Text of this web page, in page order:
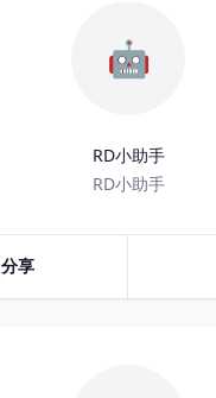
🤖
RD小助手
RD小助手
分享